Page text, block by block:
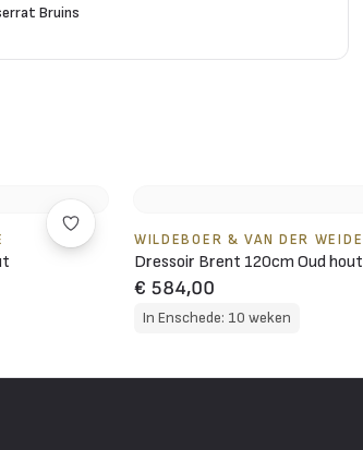
Bruins
WILDEBOER & VAN DER WEIDE
Dressoir Brent 120cm Oud hout
€ 584,00
In Enschede: 10 weken